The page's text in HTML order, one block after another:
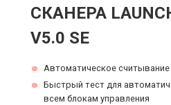
СКАНЕРА
V5.0 SE
Автоматическое считывание
Быстрый тест для
всем блокам управления